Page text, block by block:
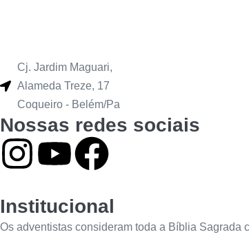
Cj. Jardim Maguari,
Alameda Treze, 17
Coqueiro - Belém/Pa
Nossas redes sociais
Institucional
Os adventistas consideram toda a Bíblia Sagrada